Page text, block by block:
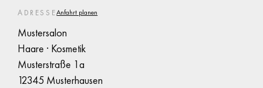
ADRESSEAnfahrt planen
Mustersalon
Haare · Kosmetik
Musterstraße 1a
12345 Musterhausen